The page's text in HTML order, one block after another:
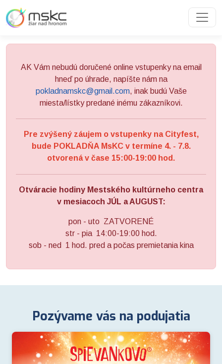
AK Vám nebudú doručené online vstupenky na email
hneď po úhrade, napíšte nám na
pokladnamskc@gmail.com, inak budú Vaše
miesta/lístky predané inému zákazníkovi.
Pre zvýšený záujem o vstupenky na Cityfest,
bude POKLADŇA MsKC v termíne 4. - 7.8.
otvorená v čase 15:00-19:00 hod.
Otváracie hodiny Mestského kultúrneho centra
v mesiacoch JÚL a AUGUST:
pon - uto ZATVORENÉ
str - pia 14:00-19:00 hod.
sob - ned 1 hod. pred a počas premietania kina
Pozývame vás na podujatia